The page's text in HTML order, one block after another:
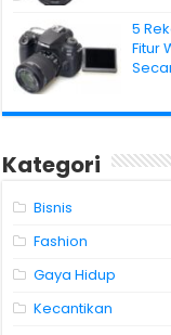
5
Fitur
Kategori
Bisnis
Fashion
Gaya Hidup
Kecantikan